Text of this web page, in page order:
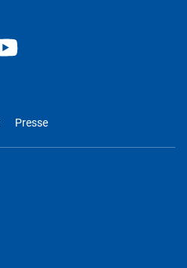
Presse